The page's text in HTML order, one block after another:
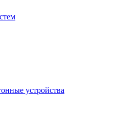
устройства